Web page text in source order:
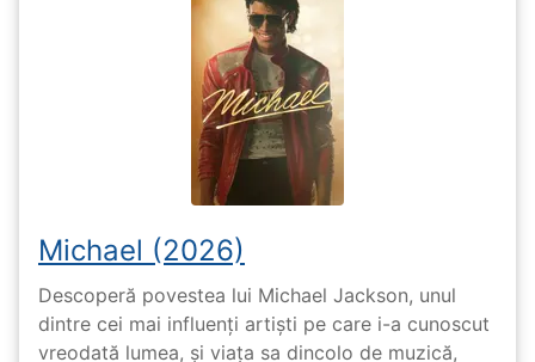
Michael (2026)
Descoperă povestea lui Michael Jackson, unul
dintre cei mai influenți artiști pe care i-a cunoscut
vreodată lumea, și viața sa dincolo de muzică,